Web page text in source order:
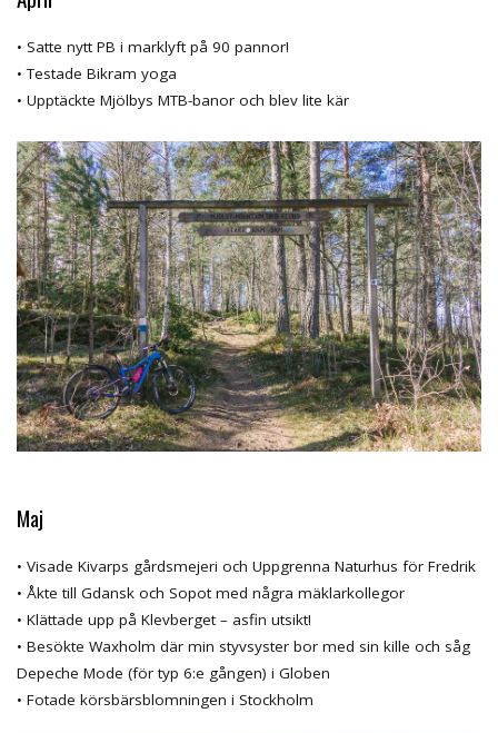
• Satte nytt PB i marklyft på 90 pannor!
• Testade Bikram yoga
• Upptäckte Mjölbys MTB-banor och blev lite kär
Maj
• Visade Kivarps gårdsmejeri och Uppgrenna Naturhus för Fredrik
• Åkte till Gdansk och Sopot med några mäklarkollegor
• Klättade upp på Klevberget – asfin utsikt!
• Besökte Waxholm där min styvsyster bor med sin kille och såg
Depeche Mode (för typ 6:e gången) i Globen
• Fotade körsbärsblomningen i Stockholm